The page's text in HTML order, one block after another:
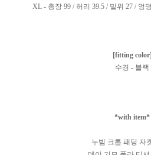
XL - 총장 99 / 허리 39.5 / 밑위 27 / 엉
[fitting color]
수경 - 블랙
*with item*
누빔 크롭 패딩 자